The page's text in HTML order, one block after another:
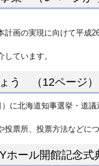
計画の実現に向けて平成
ています。
う （12ページ）
に北海道知事選挙・道
票所、投票方法などに
ホール開館記念